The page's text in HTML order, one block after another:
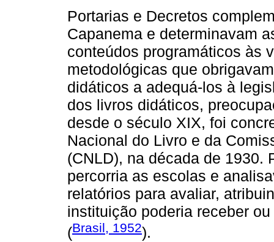
Portarias e Decretos
Capanema e determinavam
conteúdos programáticos às
metodológicas que
didáticos a adequá-los à
dos livros didáticos,
desde o século XIX, foi
Nacional do Livro e da
(CNLD), na década de 1930.
percorria as escolas e
relatórios para avaliar,
instituição poderia receber
(Brasil, 1952).